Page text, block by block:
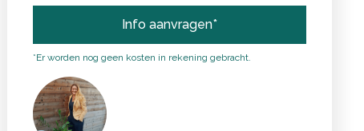
*Er worden nog geen kosten in rekening gebracht.